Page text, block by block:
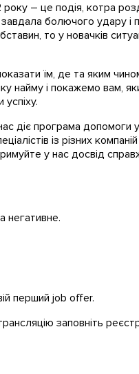
– це подія, котра
завдала болючого удару і
то у новачків
їм, де та яким
найму і покажемо вам,
діє програма допомоги
із різних
у нас досвід
негативне.
перший job offer.
заповніть